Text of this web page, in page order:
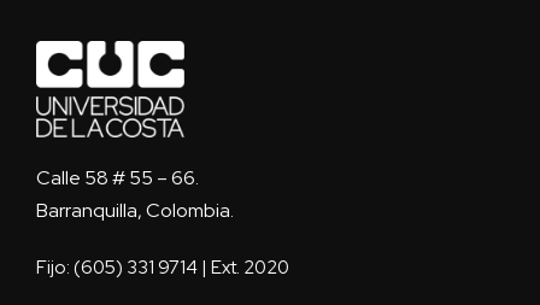
Calle 58 # 55 – 66.
Barranquilla, Colombia.
Fijo: (605) 331 9714 | Ext. 2020